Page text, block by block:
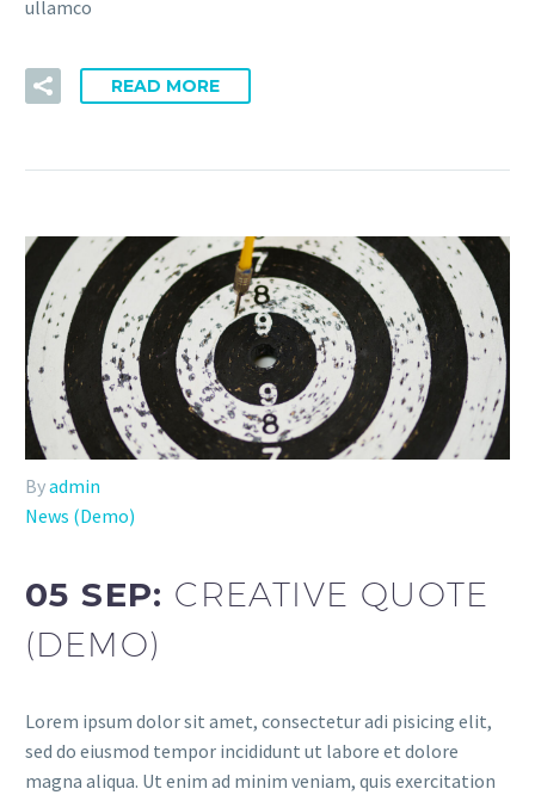
ullamco
READ MORE
Byadmin
News (Demo)
05 SEP: CREATIVE QUOTE
(DEMO)
Lorem ipsum dolor sit amet, consectetur adi pisicing elit,
sed do eiusmod tempor incididunt ut labore et dolore
magna aliqua. Ut enim ad minim veniam, quis exercitation